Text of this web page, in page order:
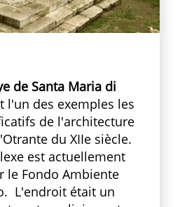
de Santa Maria di
l'un des exemples les
de l'architecture
du XIIe siècle.
est actuellement
le Fondo Ambiente
L'endroit était un